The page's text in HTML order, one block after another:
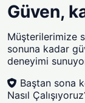
Güven,
Müşterilerimize
sonuna kadar
deneyimi
Baştan sona
Nasıl